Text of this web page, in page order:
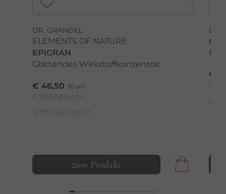
DR. GRANDEL
ELEMENTS OF NATURE
EPIGRAN
Glättendes Wirkstoffkonzentrat
€ 46,50 30 ml
€ 1.550,00 pro 1 l
sofort lieferbar
zum Produkt
DR.
€
€